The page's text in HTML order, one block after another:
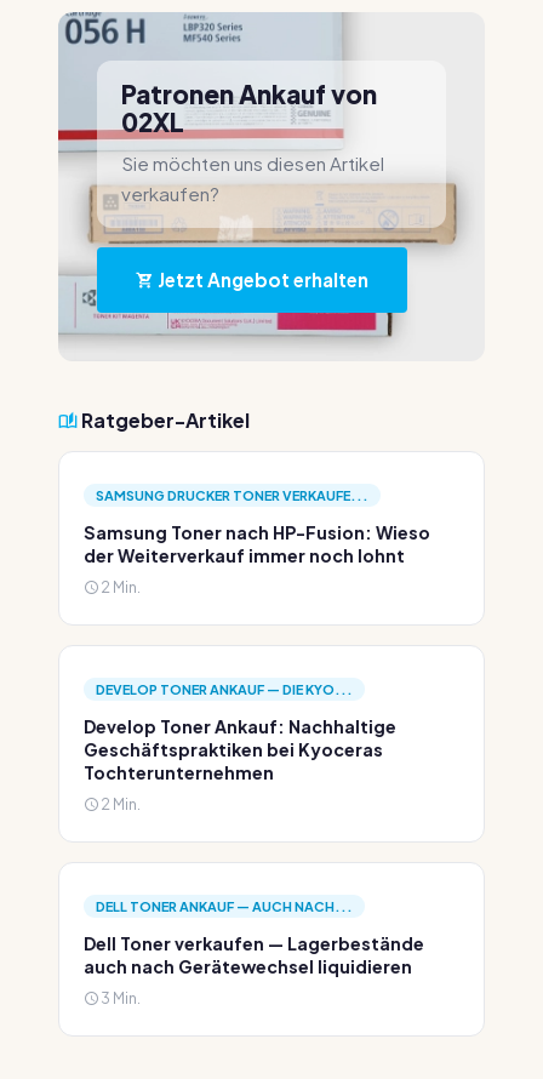
Patronen Ankauf von
02XL
Sie möchten uns diesen Artikel
verkaufen?
Jetzt Angebot erhalten
Ratgeber-Artikel
SAMSUNG DRUCKER TONER VERKAUFE...
Samsung Toner nach HP-Fusion: Wieso
der Weiterverkauf immer noch lohnt
2 Min.
DEVELOP TONER ANKAUF — DIE KYO...
Develop Toner Ankauf: Nachhaltige
Geschäftspraktiken bei Kyoceras
Tochterunternehmen
2 Min.
DELL TONER ANKAUF — AUCH NACH...
Dell Toner verkaufen — Lagerbestände
auch nach Gerätewechsel liquidieren
3 Min.